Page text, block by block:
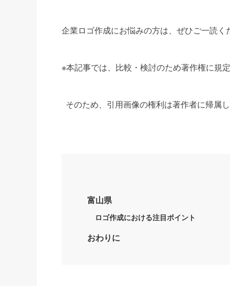
企業ロゴ作成にお悩みの方は、ぜひご一読く
※本記事では、比較・検討のため著作権に規
そのため、引用画像の権利は著作者に帰属
富山県
ロゴ作成における注目ポイント
おわりに